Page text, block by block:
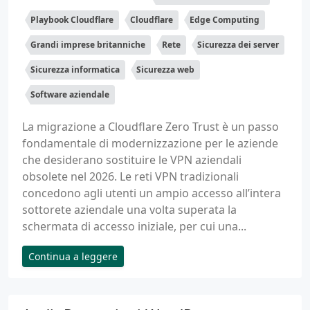
Playbook Cloudflare Cloudflare Edge Computing
Grandi imprese britanniche Rete Sicurezza dei server
Sicurezza informatica Sicurezza web
Software aziendale
La migrazione a Cloudflare Zero Trust è un passo
fondamentale di modernizzazione per le aziende
che desiderano sostituire le VPN aziendali
obsolete nel 2026. Le reti VPN tradizionali
concedono agli utenti un ampio accesso all’intera
sottorete aziendale una volta superata la
schermata di accesso iniziale, per cui una...
Continua a leggere